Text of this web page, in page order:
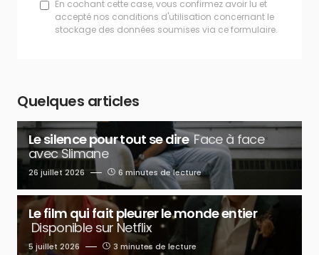
En cochant cette case, vous confirmez avoir lu et
accepté nos conditions d'utilisation concernant le
stockage des données soumises via ce formulaire.
Quelques articles
Le silence pour tout se dire Face à face
avec Slimane
26 juillet 2026 6 minutes de lecture
Le film qui fait pleurer le monde entier
Disponible sur Netflix
5 juillet 2026 3 minutes de lecture